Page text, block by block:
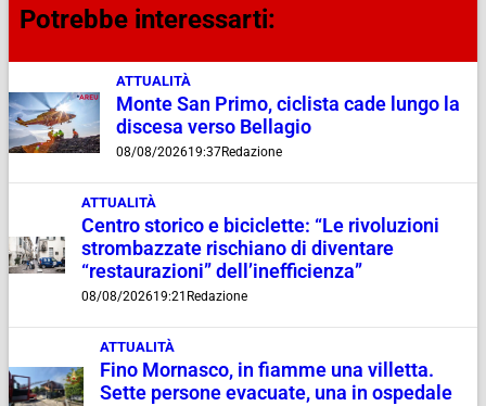
Potrebbe interessarti:
ATTUALITÀ
Monte San Primo, ciclista cade lungo la
discesa verso Bellagio
08/08/202619:37Redazione
ATTUALITÀ
Centro storico e biciclette: “Le rivoluzioni
strombazzate rischiano di diventare
“restaurazioni” dell’inefficienza”
08/08/202619:21 Redazione
ATTUALITÀ
Fino Mornasco, in fiamme una villetta.
Sette persone evacuate, una in ospedale